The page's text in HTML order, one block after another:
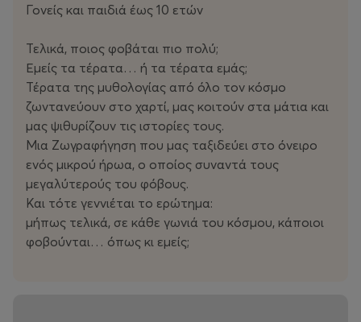
Γονείς και παιδιά έως 10 ετών
Τελικά, ποιος φοβάται πιο πολύ;
Εμείς τα τέρατα… ή τα τέρατα εμάς;
Τέρατα της μυθολογίας από όλο τον κόσμο
ζωντανεύουν στο χαρτί, μας κοιτούν στα μάτια και
μας ψιθυρίζουν τις ιστορίες τους.
Μια Ζωγραφήγηση που μας ταξιδεύει στο όνειρο
ενός μικρού ήρωα, ο οποίος συναντά τους
μεγαλύτερούς του φόβους.
Και τότε γεννιέται το ερώτημα:
μήπως τελικά, σε κάθε γωνιά του κόσμου, κάποιοι
φοβούνται… όπως κι εμείς;